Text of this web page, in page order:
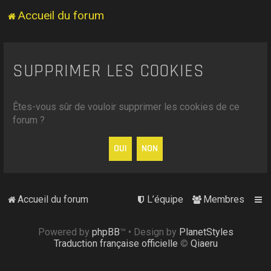
Accueil du forum
SUPPRIMER LES COOKIES
Êtes-vous sûr de vouloir supprimer les cookies de ce
forum ?
Accueil du forum Membres
L’équipe
Powered by phpBB™ • Design by PlanetStyles
Traduction française officielle © Qiaeru